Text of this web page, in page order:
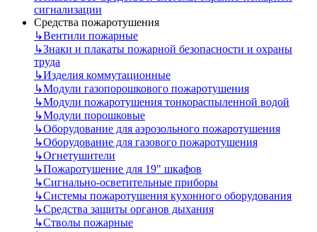
сигнализации
Средства пожаротушения
↳Вентили пожарные
↳Знаки и плакаты пожарной безопасности и охраны
труда
↳Изделия коммутационные
↳Модули газопорошкового пожаротушения
↳Модули пожаротушения тонкораспыленной водой
↳Модули порошковые
↳Оборудование для аэрозольного пожаротушения
↳Оборудование для газового пожаротушения
↳Огнетушители
↳Пожаротушение для 19" шкафов
↳Сигнально-осветительные приборы
↳Системы пожаротушения кухонного оборудования
↳Средства защиты органов дыхания
↳Стволы пожарные